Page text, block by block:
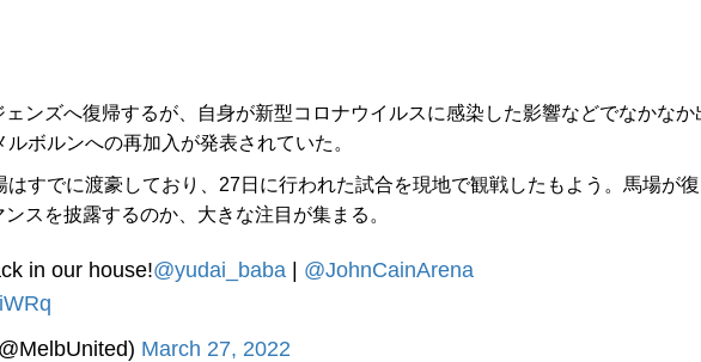
ンズへ復帰するが、自身が新型コロナウイルスに感染した影響などでなかなか
ボルンへの再加入が発表されていた。
すでに渡豪しており、27日に行われた試合を現地で観戦したもよう。馬場が復
スを披露するのか、大きな注目が集まる。
in our house!@yudai_baba
@JohnCainArena
March 27, 2022